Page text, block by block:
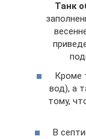
Танк
Кроме
вод), а
тому,
В